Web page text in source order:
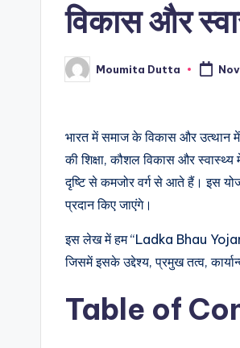
विकास और
Posted
by
Moumita Dutta
भारत में समाज के विकास और उत्थान
की शिक्षा, कौशल विकास और
दृष्टि से कमजोर वर्ग से आते हैं। इस
प्रदान किए जाएंगे।
इस लेख में हम “Ladka Bhau
जिसमें इसके उद्देश्य, प्रमुख तत्व,
Table of